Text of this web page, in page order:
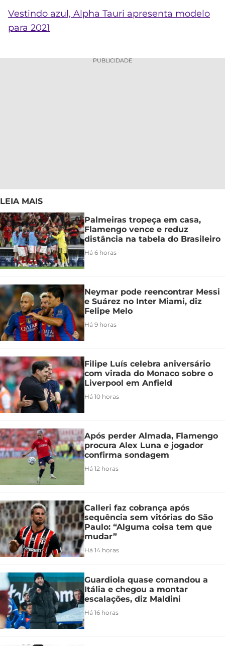
Vestindo azul, Alpha Tauri apresenta modelo
para 2021
PUBLICIDADE
LEIA MAIS
Palmeiras tropeça em casa,
Flamengo vence e reduz
distância na tabela do Brasileiro
Há 6 horas
Neymar pode reencontrar Messi
e Suárez no Inter Miami, diz
Felipe Melo
Há 9 horas
Filipe Luís celebra aniversário
com virada do Monaco sobre o
Liverpool em Anfield
Há 10 horas
Após perder Almada, Flamengo
procura Alex Luna e jogador
confirma sondagem
Há 12 horas
Calleri faz cobrança após
sequência sem vitórias do São
Paulo: “Alguma coisa tem que
mudar”
Há 14 horas
Guardiola quase comandou a
Itália e chegou a montar
escalações, diz Maldini
Há 16 horas